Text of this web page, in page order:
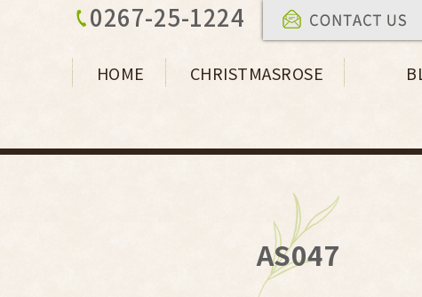
0267-25-1224
HOME CHRISTMASROSE
AS047